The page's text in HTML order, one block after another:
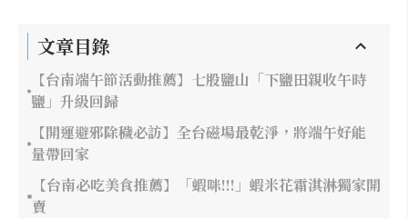
文章目錄
【台南端午節活動推薦】七股鹽山「下鹽田親收午時
鹽」升級回歸
【開運避邪除穢必訪】全台磁場最乾淨，將端午好能
量帶回家
【台南必吃美食推薦】「蝦咪!!!」蝦米花霜淇淋獨家開
賣